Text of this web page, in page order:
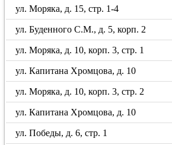
ул. Моряка, д. 15, стр. 1-4
ул. Буденного С.М., д. 5, корп. 2
ул. Моряка, д. 10, корп. 3, стр. 1
ул. Капитана Хромцова, д. 10
ул. Моряка, д. 10, корп. 3, стр. 2
ул. Капитана Хромцова, д. 10
ул. Победы, д. 6, стр. 1